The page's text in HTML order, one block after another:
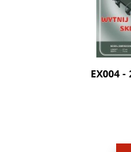
EX004